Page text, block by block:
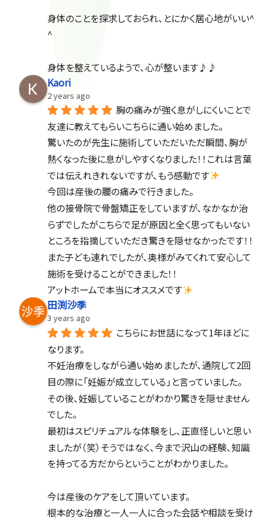
身体のことを探求しておられ、とにかく居心地がいい^
^
身体を整えているようで、心が整います♪♪
Kaori
2 years ago
胸の痛みが強く息がしにくいことで
友達に教えてもらいこちらに通い始めました。
驚いたのが先生に施術していただいただ瞬間、胸が
熱くなった後に息がしやすくなりました！！これは言葉
では伝えれきれないですが、もう感動です
今回は産後の腰の痛みで行きました。
他の接骨院で骨盤矯正をしていますが、なかなか治
らずでしたがこちらで足が原因と全く思ってもいない
ところを指摘していただき驚きを隠せなかったです！！
また子ども連れでしたが、奥様がみてくれて安心して
施術を受けることができました！！
アットホームで本当にオススメです
田渕沙季
3 years ago
こちらにお世話になって1年ほどに
なります。
不妊治療をしながら通い始めましたが、通院して2回
目の際に「妊娠が成立している」と言っていました。
その後、妊娠していることがわかり驚きを隠せません
でした。
最初はスピリチュアルな体験をし、正直怪しいと思い
ましたが（笑）そうではなく、今まで沢山の経験、知識
を持ってる方だからということがわかりました。
今は産後のケアをして頂いています。
根本的な治療と一人一人に合った会話や相談を受け